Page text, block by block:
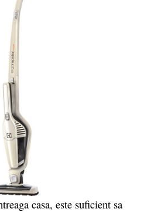
casa, este suficient sa